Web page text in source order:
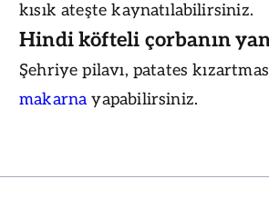
kısık ateşte kaynatılabilirsiniz.
Hindi köfteli çorbanın
Şehriye pilavı, patates
makarnayapabilirsiniz.